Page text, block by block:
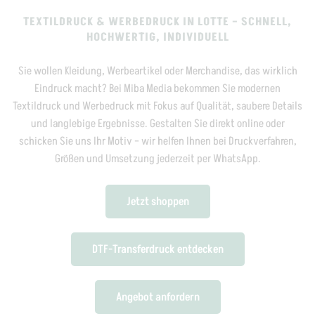
TEXTILDRUCK & WERBEDRUCK IN LOTTE – SCHNELL,
HOCHWERTIG, INDIVIDUELL
Sie wollen Kleidung, Werbeartikel oder Merchandise, das wirklich
Eindruck macht? Bei Miba Media bekommen Sie modernen
Textildruck und Werbedruck mit Fokus auf Qualität, saubere Details
und langlebige Ergebnisse. Gestalten Sie direkt online oder
schicken Sie uns Ihr Motiv – wir helfen Ihnen bei Druckverfahren,
Größen und Umsetzung jederzeit per WhatsApp.
Jetzt shoppen
DTF-Transferdruck entdecken
Angebot anfordern